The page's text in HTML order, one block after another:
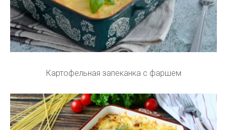
Картофельная запеканка с фаршем